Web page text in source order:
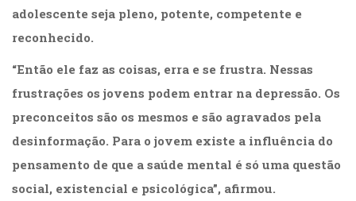
adolescente seja pleno, potente, competente e
reconhecido.
“Então ele faz as coisas, erra e se frustra. Nessas
frustrações os jovens podem entrar na depressão. Os
preconceitos são os mesmos e são agravados pela
desinformação. Para o jovem existe a influência do
pensamento de que a saúde mental é só uma questão
social, existencial e psicológica”, afirmou.